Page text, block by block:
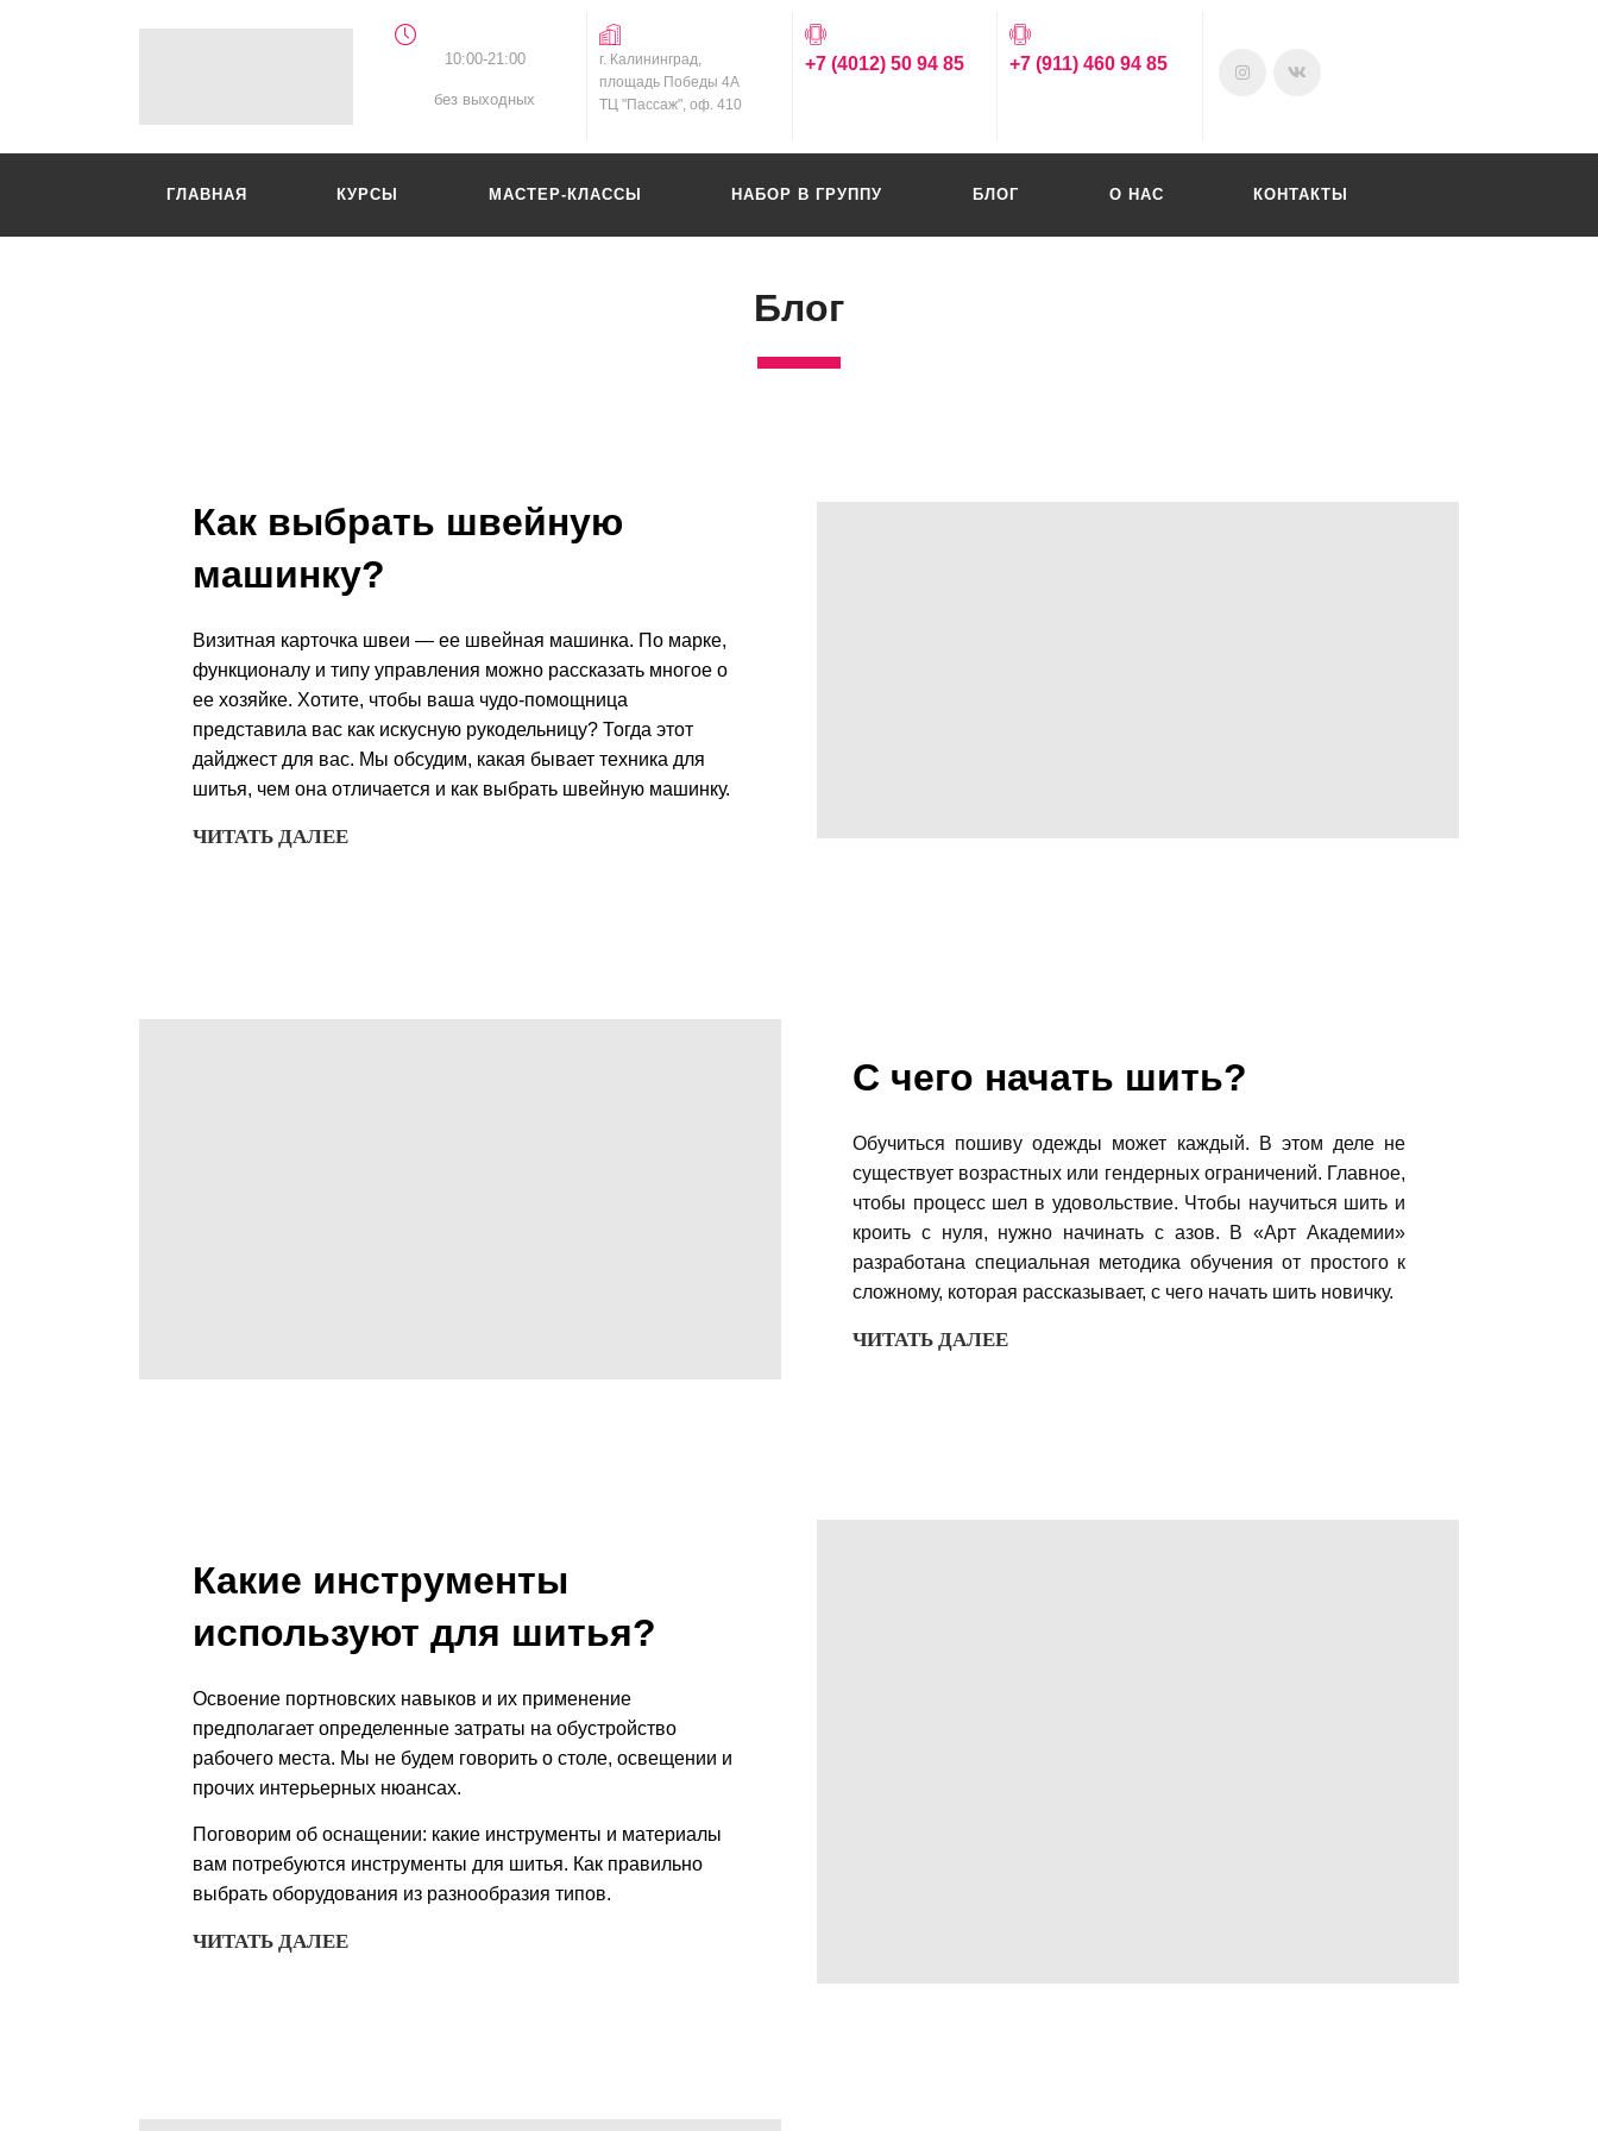
10:00-21:00
без выходных
г. Калининград,
площадь Победы 4А
ТЦ "Пассаж", оф. 410
+7 (4012) 50 94 85 +7 (911) 460 94 85
ГЛАВНАЯ КУРСЫ МАСТЕР-КЛАССЫ НАБОР В ГРУППУ БЛОГ О НАС КОНТАКТЫ
Блог
Как выбрать швейную
машинку?
Визитная карточка швеи — ее швейная машинка. По марке,
функционалу и типу управления можно рассказать многое о
ее хозяйке. Хотите, чтобы ваша чудо-помощница
представила вас как искусную рукодельницу? Тогда этот
дайджест для вас. Мы обсудим, какая бывает техника для
шитья, чем она отличается и как выбрать швейную машинку.
ЧИТАТЬ ДАЛЕЕ
С чего начать шить?
Обучиться пошиву одежды может каждый. В этом деле не
существует возрастных или гендерных ограничений. Главное,
чтобы процесс шел в удовольствие. Чтобы научиться шить и
кроить с нуля, нужно начинать с азов. В «Арт Академии»
разработана специальная методика обучения от простого к
сложному, которая рассказывает, с чего начать шить новичку.
ЧИТАТЬ ДАЛЕЕ
Какие инструменты
используют для шитья?
Освоение портновских навыков и их применение
предполагает определенные затраты на обустройство
рабочего места. Мы не будем говорить о столе, освещении и
прочих интерьерных нюансах.
Поговорим об оснащении: какие инструменты и материалы
вам потребуются инструменты для шитья. Как правильно
выбрать оборудования из разнообразия типов.
ЧИТАТЬ ДАЛЕЕ